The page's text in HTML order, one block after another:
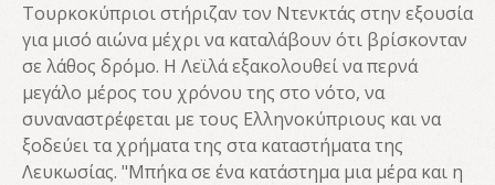
Τουρκοκύπριοι στήριζαν τον Ντενκτάς στην εξουσία
για μισό αιώνα μέχρι να καταλάβουν ότι βρίσκονταν
σε λάθος δρόμο. Η Λεϊλά εξακολουθεί να περνά
μεγάλο μέρος του χρόνου της στο νότο, να
συναναστρέφεται με τους Ελληνοκύπριους και να
ξοδεύει τα χρήματα της στα καταστήματα της
Λευκωσίας. "Μπήκα σε ένα κατάστημα μια μέρα και η